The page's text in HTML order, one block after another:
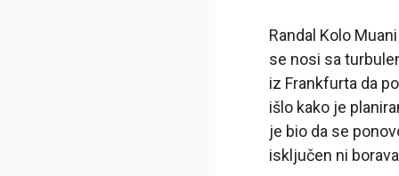
Randal Kolo
se nosi sa
iz Frankfurta da
išlo kako je
je bio da se
isključen ni